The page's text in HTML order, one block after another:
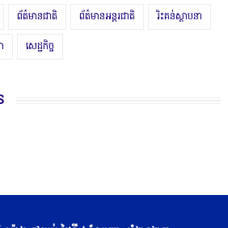
ព័ត៌មានជាតិ ព័ត៌មានអន្តរជាតិ រិះគន់ស្ថាបនា
សេដ្ឋកិច្ច